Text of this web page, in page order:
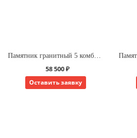
58 500 ₽
Оставить заявку